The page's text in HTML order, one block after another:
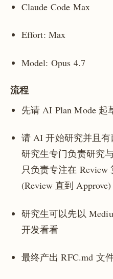
Claude Code Max
Effort: Max
Model: Opus 4.7
流程
先请 AI Plan Mode 起
请 AI 开始研究并且
研究生专门负责研究
只负责专注在 Review
(Review 直到 Approve)
研究生可以先以
开发看看
最终产出 RFC.md 文